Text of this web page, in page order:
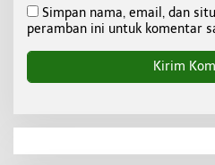
Simpan nama, email, dan
peramban ini untuk komentar